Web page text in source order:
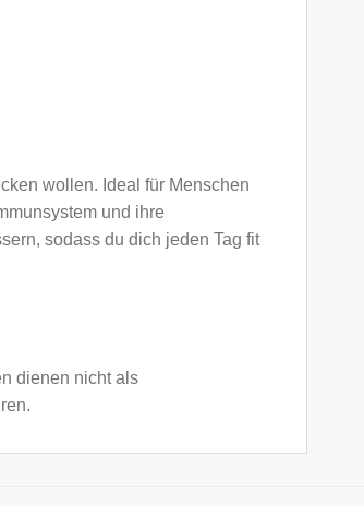
wollen. Ideal für Menschen
und ihre
sodass du dich jeden Tag fit
dienen nicht als